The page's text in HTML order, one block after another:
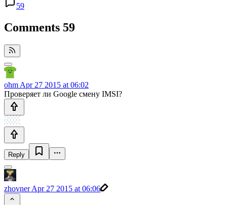
59
Comments 59
ohm Apr 27 2015 at 06:02
Проверяет ли Google смену IMSI?
Reply
zhovnerApr 27 2015 at 06:06